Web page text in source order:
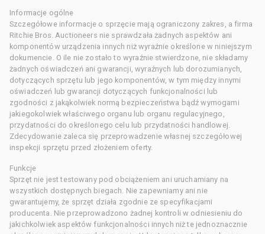
Informacje ogólne
Szczegółowe informacje o sprzęcie mają ograniczony zakres, a firma
Ritchie Bros. Auctioneers nie sprawdzała żadnych aspektów ani
komponentów urządzenia innych niż wyraźnie określone w niniejszym
dokumencie. O ile nie zostało to wyraźnie stwierdzone, nie składamy
żadnych oświadczeń ani gwarancji, wyraźnych lub dorozumianych,
dotyczących sprzętu lub jego komponentów, w tym między innymi
oświadczeń lub gwarancji dotyczących funkcjonalności lub
zgodności z jakąkolwiek normą bezpieczeństwa bądź wymogami
jakiegokolwiek właściwego organu lub organu regulacyjnego,
przydatności do określonego celu lub przydatności handlowej.
Zdecydowanie zaleca się przeprowadzenie własnej szczegółowej
inspekcji sprzętu przed złożeniem oferty.
Funkcje
Sprzęt nie jest testowany pod obciążeniem ani uruchamiany na
wszystkich dostępnych biegach. Nie zapewniamy ani nie
gwarantujemy, że sprzęt działa zgodnie ze specyfikacjami
producenta. Nie przeprowadzono żadnej kontroli w odniesieniu do
jakichkolwiek aspektów funkcjonalności innych niż te jednoznacznie